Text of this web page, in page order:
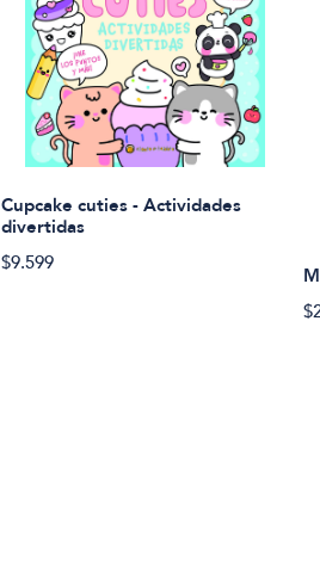
Cupcake cuties - Actividades
divertidas
$9.599